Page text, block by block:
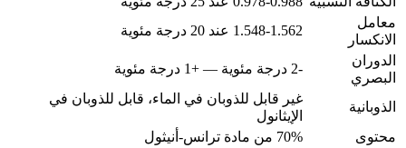
معامل
الانكسار
1.548-1.562 عند 20 درجة مئوية
الدوران
البصري
-2 درجة مئوية — +1 درجة مئوية
الذوبانية
غير قابل للذوبان في الماء، قابل للذوبان في
الإيثانول
محتوى
70% من مادة ترانس-أنيثول